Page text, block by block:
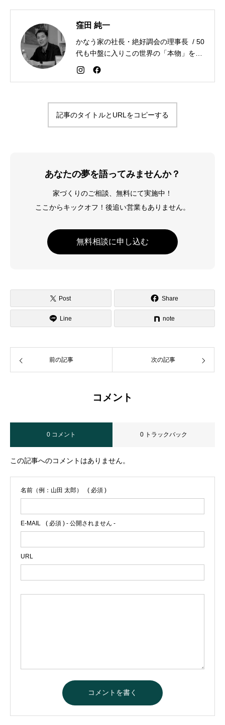
窪田 純一
かなう家の社長・絶好調会の理事長 / 50
代も中盤に入りこの世界の「本物」を追
求しながら「感謝が人生を変える」こと
を広める生き方を目指している。好きな
記事のタイトルとURLをコピーする
あなたの夢を語ってみませんか？
家づくりのご相談、無料にて実施中！
ここからキックオフ！後追い営業もありません。
無料相談に申し込む
Post Share
Line note
前の記事 次の記事
コメント
0 コメント 0 トラックバック
この記事へのコメントはありません。
名前（例：山田 太郎） ( 必須 )
E-MAIL ( 必須 ) - 公開されません -
URL
l